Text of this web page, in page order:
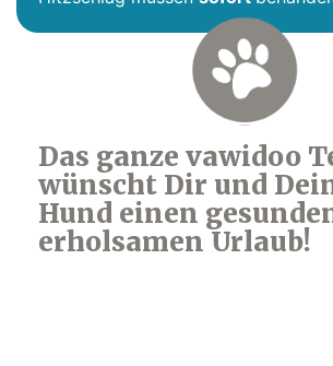
Das ganze vawidoo
wünscht Dir und
Hund einen
erholsamen Urlaub!